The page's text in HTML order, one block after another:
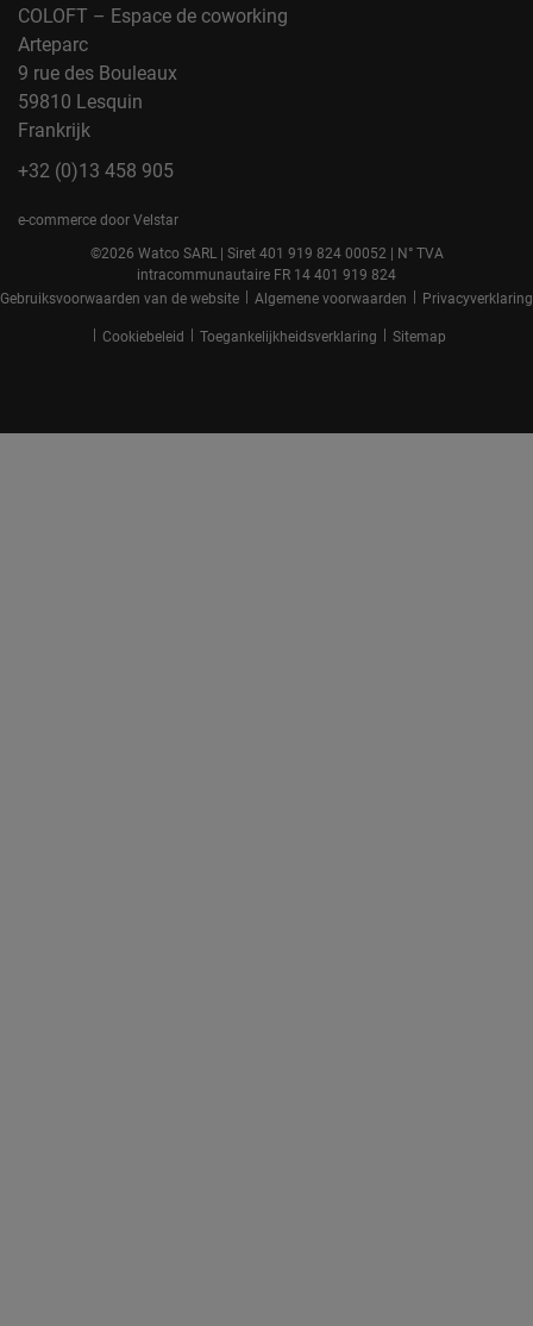
COLOFT – Espace de coworking
Arteparc
9 rue des Bouleaux
59810 Lesquin
Frankrijk
+32 (0)13 458 905
e-commerce door Velstar
©2026 Watco SARL | Siret 401 919 824 00052 | N° TVA
intracommunautaire FR 14 401 919 824
Gebruiksvoorwaarden van de website | Algemene voorwaarden | Privacyverklaring
| Cookiebeleid | Toegankelijkheidsverklaring | Sitemap